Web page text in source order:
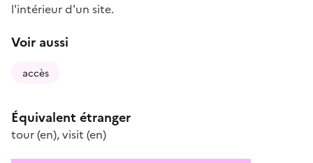
l'intérieur d'un site.
Voir aussi
accès
Équivalent étranger
tour(en),visit (en)